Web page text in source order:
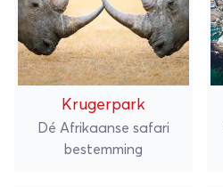
Krugerpark
Dé Afrikaanse safari
bestemming